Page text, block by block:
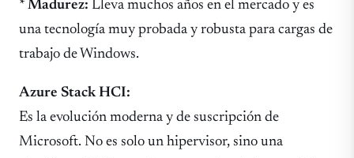
* Madurez: Lleva muchos años en el mercado y es
una tecnología muy probada y robusta para cargas de
trabajo de Windows.
Azure Stack HCI:
Es la evolución moderna y de suscripción de
Microsoft. No es solo un hipervisor, sino una